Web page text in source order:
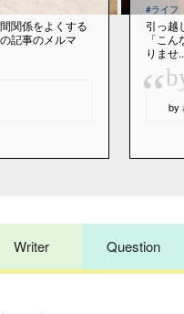
関係をよくする
記事のメルマ
#ライフ
引っ越
「こ
りませ
“ by
Writer Question